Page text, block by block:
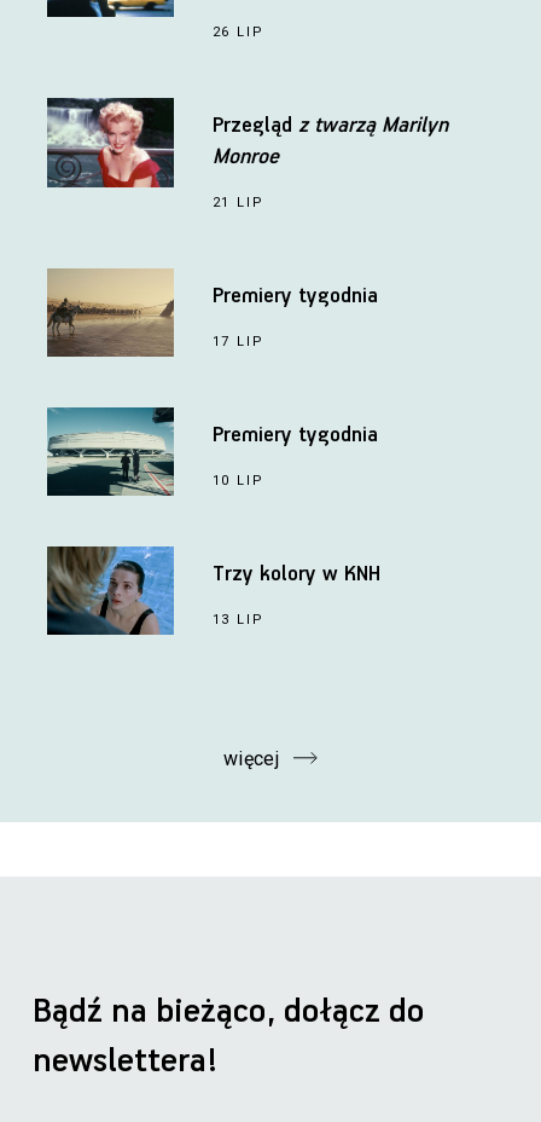
26 LIP
Przegląd z twarzą Marilyn
Monroe
21 LIP
Premiery tygodnia
17 LIP
Premiery tygodnia
10 LIP
Trzy kolory w KNH
13 LIP
więcej
Bądź na bieżąco, dołącz do
newslettera!